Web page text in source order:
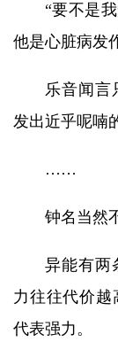
“要不是
他是心脏病发
乐音闻言
发出近乎呢喃
……
钟名当然
异能有两
力往往代价越
代表强力。